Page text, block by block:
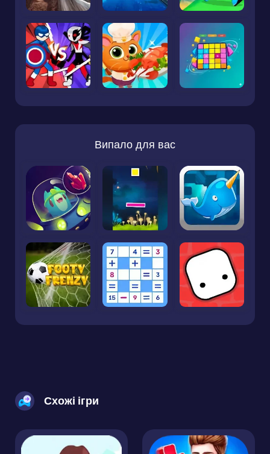
Випало для вас
Схожі ігри